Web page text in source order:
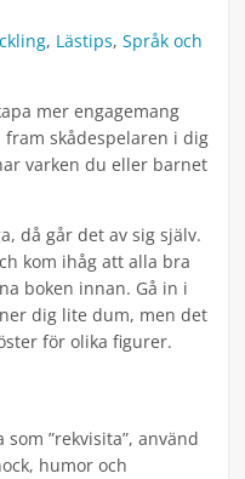
, Lästips, Språk och
mer engagemang
skådespelaren i dig
varken du eller barnet
då går det av sig själv.
kom ihåg att alla bra
boken innan. Gå in i
dig lite dum, men det
för olika figurer.
”rekvisita”, använd
humor och